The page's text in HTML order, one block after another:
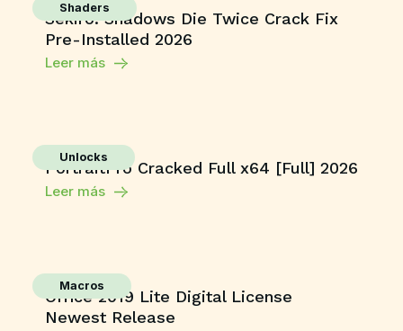
Shaders
Sekiro: Shadows Die Twice Crack Fix
Pre-Installed 2026
Leer más
Unlocks
PortraitPro Cracked Full x64 [Full] 2026
Leer más
Macros
Office 2019 Lite Digital License
Newest Release